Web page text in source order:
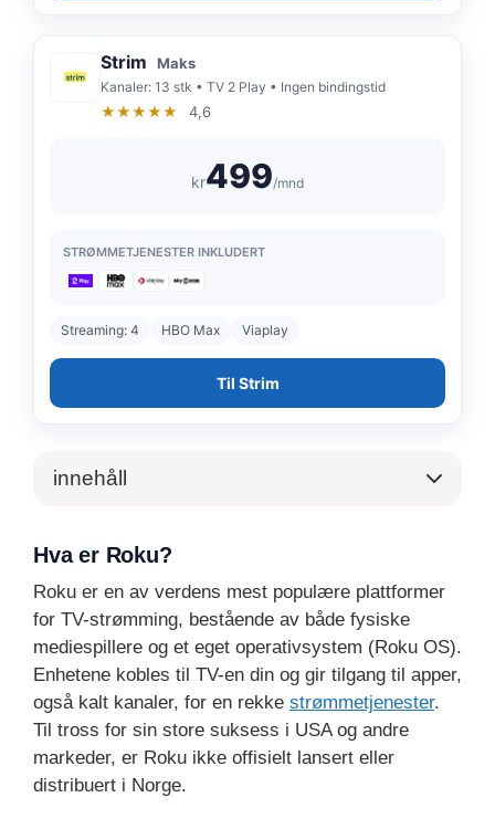
Strim Maks
Kanaler: 13 stk • TV 2 Play • Ingen bindingstid
★★★★★ 4,6
kr499/mnd
STRØMMETJENESTER INKLUDERT
Streaming: 4 HBO Max Viaplay
Til Strim
innehåll
Hva er Roku?
Roku er en av verdens mest populære plattformer
for TV-strømming, bestående av både fysiske
mediespillere og et eget operativsystem (Roku OS).
Enhetene kobles til TV-en din og gir tilgang til apper,
også kalt kanaler, for en rekke strømmetjenester.
Til tross for sin store suksess i USA og andre
markeder, er Roku ikke offisielt lansert eller
distribuert i Norge.